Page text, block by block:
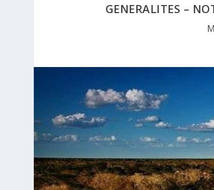
GENERALITES –